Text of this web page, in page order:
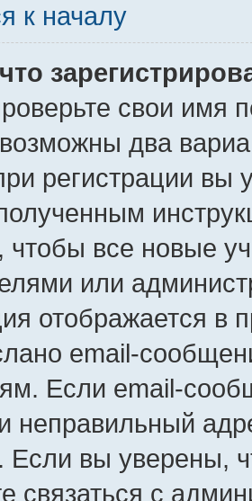
к началу
свои имя
два
регистрации вы
чтобы все новые
или
отображается в
email-
Если email-
неправильный
вы уверены,
связаться с